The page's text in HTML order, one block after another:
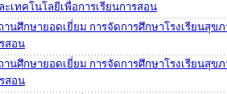
เทคโนโลยีเพื่อการเรียนการสอน
านศึกษายอดเยี่ยม การจัดการศึกษาโรงเรียนสุข
สอน
านศึกษายอดเยี่ยม การจัดการศึกษาโรงเรียนสุข
สอน